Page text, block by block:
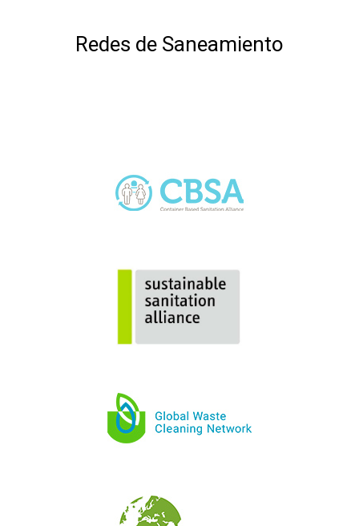
Redes de Saneamiento